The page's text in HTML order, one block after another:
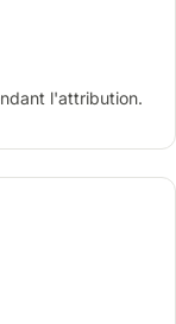
l'attribution.